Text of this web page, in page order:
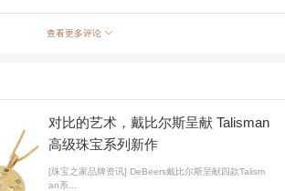
路易威登此次杭州之行没有流于表面
是选择沉入城市的文化肌理｡这不仅是
新阶段｡当杭州的历史厚度与自然灵秀
一场品牌叙事,它所引发的思考或许早
与宝石的壮丽远征
查看更多评论
对比的艺术，戴比尔斯呈献 Talisman
高级珠宝系列新作
[珠宝之家品牌资讯] DeBeers戴比尔斯呈献四款Talism
an系...